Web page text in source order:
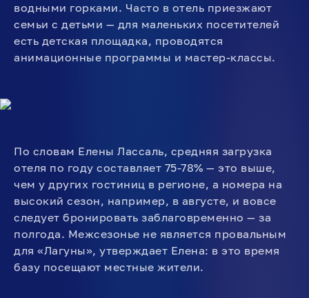
водными горками. Часто в отель приезжают
семьи с детьми — для маленьких посетителей
есть детская площадка, проводятся
анимационные программы и мастер-классы.
По словам Елены Лассаль, средняя загрузка
отеля по году составляет 75-78% — это выше,
чем у других гостиниц в регионе, а номера на
высокий сезон, например, в августе, и вовсе
следует бронировать заблаговременно — за
полгода. Межсезонье не является провальным
для «Лагуны», утверждает Елена: в это время
базу посещают местные жители.